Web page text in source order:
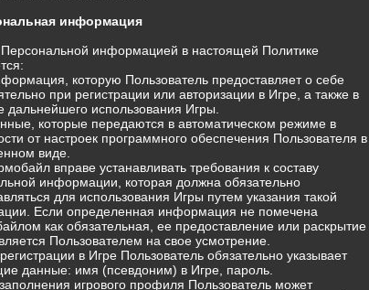
информация
информацией в настоящей Политике
которую Пользователь предоставляет о себе
при регистрации или авторизации в Игре, а также в
дальнейшего использования Игры.
которые передаются в автоматическом режиме в
от настроек программного обеспечения Пользователя в
виде.
вправе устанавливать требования к составу
информации, которая должна обязательно
для использования Игры путем указания такой
Если определенная информация не помечена
как обязательная, ее предоставление или раскрытие
Пользователем на свое усмотрение.
в Игре Пользователь обязательно указывает
данные: имя (псевдоним) в Игре, пароль.
игрового профиля Пользователь может